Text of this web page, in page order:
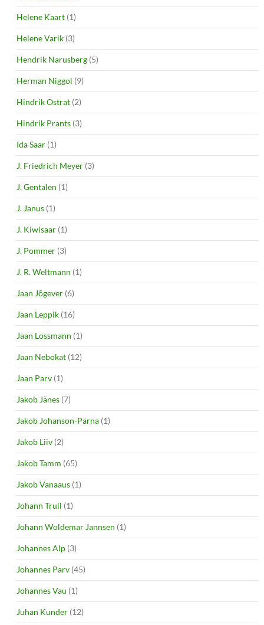
Helene Kaart (1)
Helene Varik (3)
Hendrik Narusberg (5)
Herman Niggol (9)
Hindrik Ostrat (2)
Hindrik Prants (3)
Ida Saar (1)
J. Friedrich Meyer (3)
J. Gentalen (1)
J. Janus (1)
J. Kiwisaar (1)
J. Pommer (3)
J. R. Weltmann (1)
Jaan Jõgever (6)
Jaan Leppik (16)
Jaan Lossmann (1)
Jaan Nebokat (12)
Jaan Parv (1)
Jakob Jänes (7)
Jakob Johanson-Pärna (1)
Jakob Liiv (2)
Jakob Tamm (65)
Jakob Vanaaus (1)
Johann Trull (1)
Johann Woldemar Jannsen (1)
Johannes Alp (3)
Johannes Parv (45)
Johannes Vau (1)
Juhan Kunder (12)